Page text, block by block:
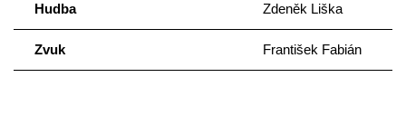
Hudba Zdeněk Liška
Zvuk František Fabián